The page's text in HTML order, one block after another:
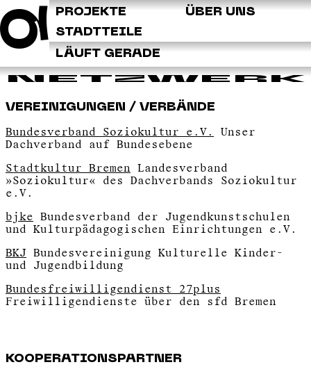
ÜBER UNS
PROJEKTE
STADTTEILE
LÄUFT GERADE
NETZWERK
VEREINIGUNGEN / VERBÄNDE
Bundesverband Soziokultur e.V.
Unser
Dachverband auf Bundesebene
Stadtkultur Bremen Landesverband
»Soziokultur« des Dachverbands Soziokultur
e.V.
bjke Bundesverband der Jugendkunstschulen
und Kulturpädagogischen Einrichtungen e.V.
BKJ Bundesvereinigung Kulturelle Kinder-
und Jugendbildung
Bundesfreiwilligendienst 27plus
Freiwilligendienste über den sfd Bremen
KOOPERATIONSPARTNER